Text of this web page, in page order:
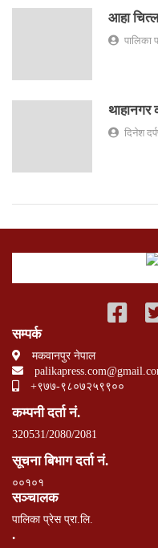
आहा
पालिका
थाहानगर
दिनेश
सम्पर्क
मकवानपुर नेपाल
+९७७-९८०७२५९९००
कम्पनी दर्ता नं.
320531/2080/2081
सूचना बिभाग दर्ता नं.
००१०१
सञ्चालक
पालिका प्रेस प्रा.लि.
.